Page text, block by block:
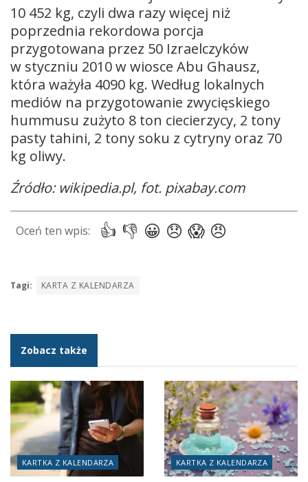
10 452 kg, czyli dwa razy więcej niż
poprzednia rekordowa porcja
przygotowana przez 50 Izraelczyków
w styczniu 2010 w wiosce Abu Ghausz,
która ważyła 4090 kg. Według lokalnych
mediów na przygotowanie zwycięskiego
hummusu zużyto 8 ton ciecierzycy, 2 tony
pasty tahini, 2 tony soku z cytryny oraz 70
kg oliwy.
Źródło: wikipedia.pl, fot. pixabay.com
Tagi: KARTA Z KALENDARZA
Zobacz także
KARTKA Z KALENDARZA KARTKA Z KALENDARZA